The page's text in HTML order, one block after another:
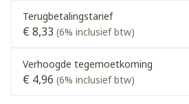
Terugbetalingstarief
€ 8,33 (6% inclusief btw)
Verhoogde tegemoetkoming
€ 4,96 (6% inclusief btw)